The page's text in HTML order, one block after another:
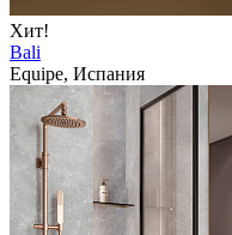
Хит!
Bali
Equipe, Испания